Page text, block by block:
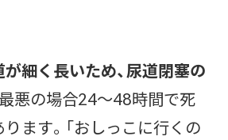
細く長いため、尿道閉塞の
最悪の場合24〜48時間で死
ます。「おしっこに行くの